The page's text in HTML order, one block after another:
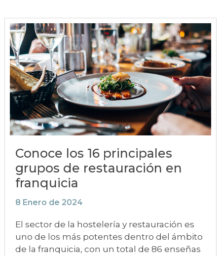
Conoce los 16 principales
grupos de restauración en
franquicia
8 Enero de 2024
El sector de la hostelería y restauración es
uno de los más potentes dentro del ámbito
de la franquicia, con un total de 86 enseñas